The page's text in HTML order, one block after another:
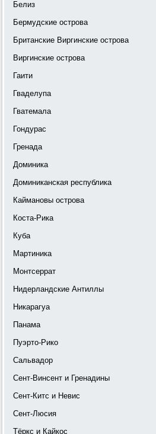
Белиз
Бермудские острова
Британские Виргинские острова
Виргинские острова
Гаити
Гваделупа
Гватемала
Гондурас
Гренада
Доминика
Доминиканская республика
Каймановы острова
Коста-Рика
Куба
Мартиника
Монтсеррат
Нидерландские Антиллы
Никарагуа
Панама
Пуэрто-Рико
Сальвадор
Сент-Винсент и Гренадины
Сент-Китс и Невис
Сент-Люсия
Тёркс и Кайкос